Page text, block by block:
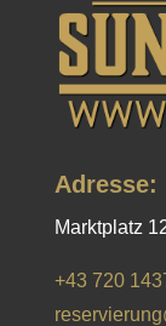
Adresse:
Marktplatz
+43 720